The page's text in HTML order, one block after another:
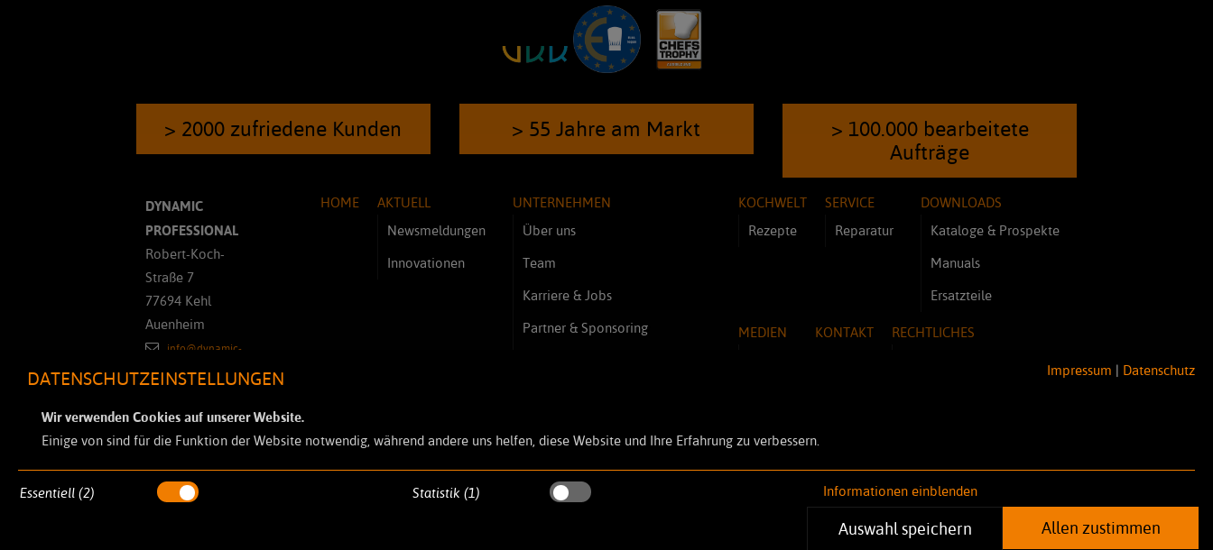
Impressum | Datenschutz
DATENSCHUTZEINSTELLUNGEN
Wir verwenden Cookies auf unserer Website.
Einige von sind für die Funktion der Website notwendig, während andere uns helfen, diese Website und Ihre Erfahrung zu verbessern.
Essentiell (2) Statistik (1) Informationen einblenden
Auswahl speichern Allen zustimmen
> 2000 zufriedene Kunden > 55 Jahre am Markt
> 100.000 bearbeitete
Aufträge
DYNAMIC
PROFESSIONAL
Robert-Koch-
Straße 7
77694 Kehl
Auenheim
info@dynamic-
professional.de
45-0
+49 7851 886
45-32
HOME
AKTUELL
Newsmeldungen
Innovationen
UNTERNEHMEN
Über uns
Team
Karriere & Jobs
Partner & Sponsoring
KOCHWELT
Rezepte
SERVICE
Reparatur
DOWNLOADS
Kataloge & Prospekte
Manuals
Ersatzteile
MEDIEN
KONTAKT
RECHTLICHES